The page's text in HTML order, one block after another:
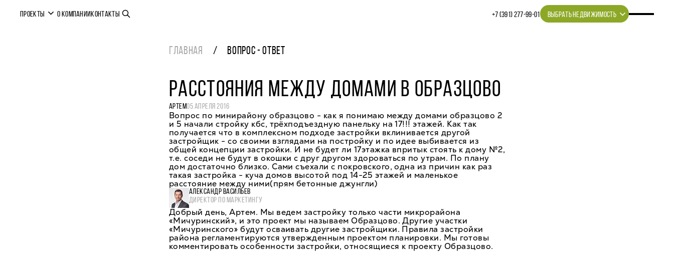
ПРОЕКТЫ О КОМПАНИИКОНТАКТЫ +7 (391) 277‒99‒01 ВЫБРАТЬ НЕДВИЖИМОСТЬ
ГЛАВНАЯ ВОПРОС - ОТВЕТ
РАССТОЯНИЯ МЕЖДУ ДОМАМИ В ОБРАЗЦОВО
АРТЕМ05 АПРЕЛЯ 2016
Вопрос по минирайону образцово - как я понимаю между домами образцово 2
и 5 начали стройку кбс, трёхподъездную панельку на 17!!! этажей. Как так
получается что в комплексном подходе застройки вклинивается другой
застройщик - со своими взглядами на постройку и по идее выбивается из
общей концепции застройки. И не будет ли 17этажка впритык стоять к дому №2,
т.е. соседи не будут в окошки с друг другом здороваться по утрам. По плану
дом достаточно близко. Сами съехали с покровского, одна из причин как раз
такая застройка - куча домов высотой под 14-25 этажей и маленькое
расстояние между ними(прям бетонные джунгли)
АЛЕКСАНДР ВАСИЛЬЕВ
ДИРЕКТОР ПО МАРКЕТИНГУ
Добрый день, Артем. Мы ведем застройку только части микрорайона
«Мичуринский», и это проект мы называем Образцово. Другие участки
«Мичуринского» будут осваивать другие застройщики. Правила застройки
района регламентируются утвержденным проектом планировки. Мы готовы
комментировать особенности застройки, относящиеся к проекту Образцово.